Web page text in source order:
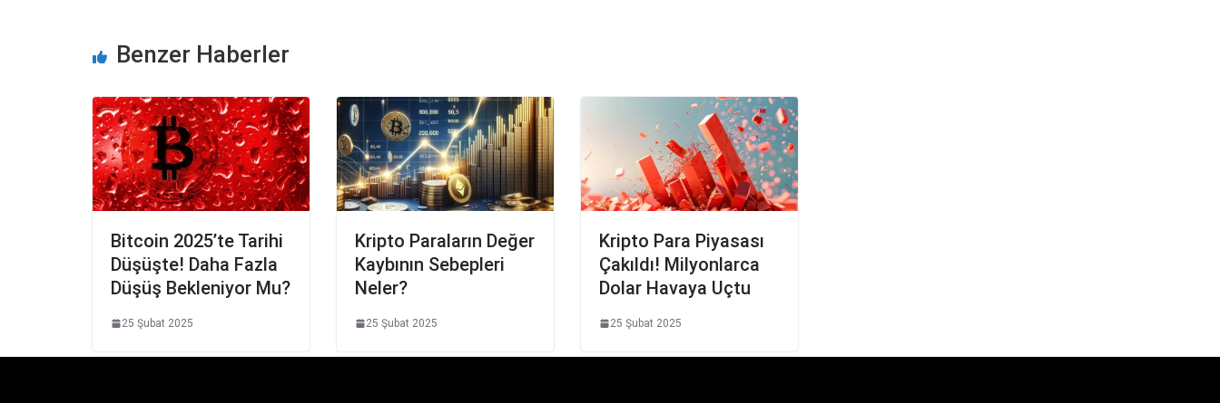
Benzer Haberler
Bitcoin 2025’te Tarihi
Düşüşte! Daha Fazla
Düşüş Bekleniyor Mu?
25 Şubat 2025
Kripto Paraların Değer
Kaybının Sebepleri
Neler?
25 Şubat 2025
Kripto Para Piyasası
Çakıldı! Milyonlarca
Dolar Havaya Uçtu
25 Şubat 2025